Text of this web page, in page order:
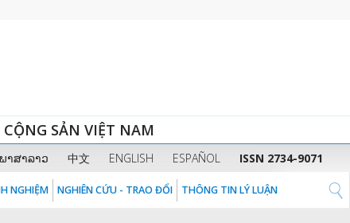
SẢN VIỆT NAM
ພາສາລາວ 中文 ENGLISH ESPAÑOL ISSN 2734-9071
NGHIỆM NGHIÊN CỨU - TRAO ĐỔI THÔNG TIN LÝ LUẬN